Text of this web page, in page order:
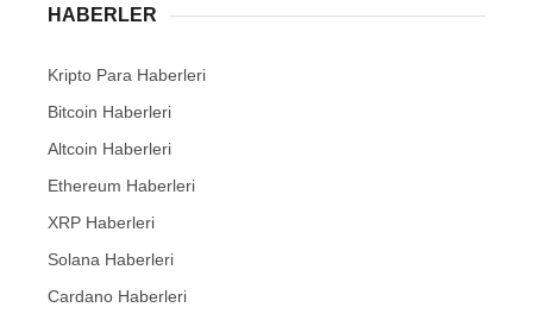
HABERLER
Kripto Para Haberleri
Bitcoin Haberleri
Altcoin Haberleri
Ethereum Haberleri
XRP Haberleri
Solana Haberleri
Cardano Haberleri